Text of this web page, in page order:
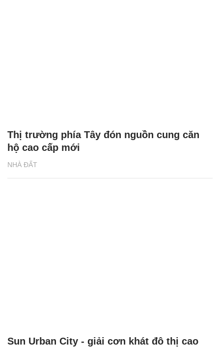
NHÀ ĐẤT
Thị trường phía Tây đón nguồn cung căn
hộ cao cấp mới
Sun Urban City - giải cơn khát đô thị cao